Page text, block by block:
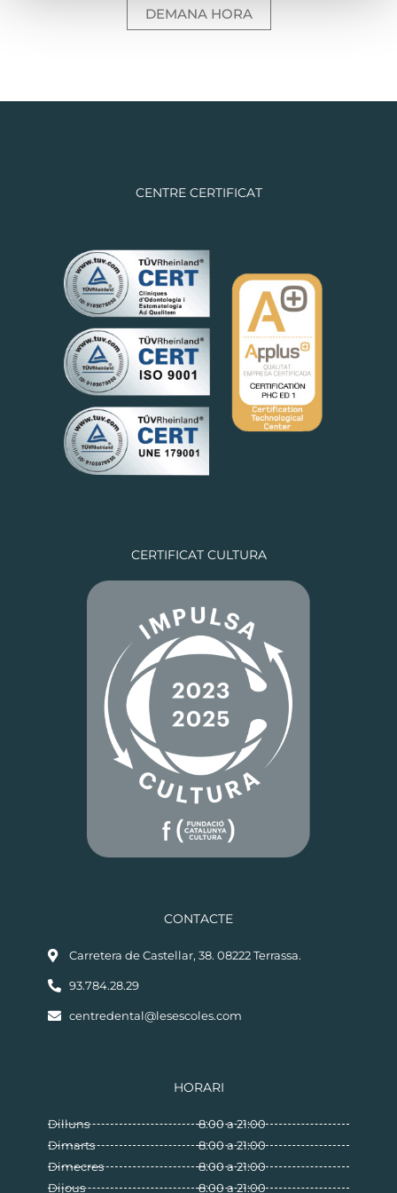
DEMANA HORA
CENTRE CERTIFICAT
CERTIFICAT CULTURA
CONTACTE
Carretera de Castellar, 38. 08222 Terrassa.
93.784.28.29
centredental@lesescoles.com
HORARI
Dilluns
Dimarts
Dimecres
Dijous
8:00 a 21:00
8:00 a 21:00
8:00 a 21:00
8:00 a 21:00